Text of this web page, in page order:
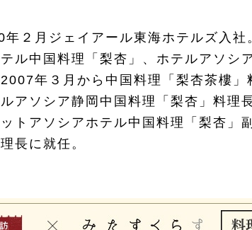
年２月ジェイアール東海ホテルズ入社
ル中国料理「梨杏」、ホテルアソシ
年３月から中国料理「梨杏茶樓
アソシア静岡中国料理「梨杏」料理
ットアソシアホテル中国料理「梨杏」
長に就任。